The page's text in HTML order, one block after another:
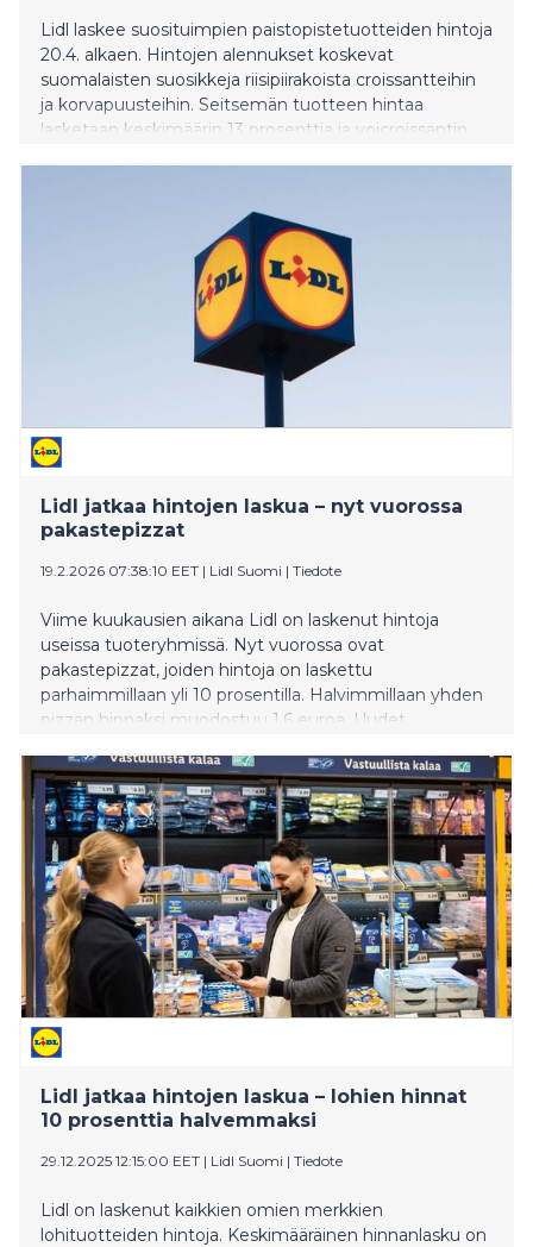
Lidl laskee suosituimpien paistopistetuotteiden hintoja
20.4. alkaen. Hintojen alennukset koskevat
suomalaisten suosikkeja riisipiirakoista croissantteihin
ja korvapuusteihin. Seitsemän tuotteen hintaa
lasketaan keskimäärin 13 prosenttia ja voicroissantin
Lidl jatkaa hintojen laskua – nyt vuorossa
pakastepizzat
19.2.2026 07:38:10 EET | Lidl Suomi | Tiedote
Viime kuukausien aikana Lidl on laskenut hintoja
useissa tuoteryhmissä. Nyt vuorossa ovat
pakastepizzat, joiden hintoja on laskettu
parhaimmillaan yli 10 prosentilla. Halvimmillaan yhden
pizzan hinnaksi muodostuu 1,6 euroa. Uudet,
myymälöissä kautta maan.
Lidl jatkaa hintojen laskua – lohien hinnat
10 prosenttia halvemmaksi
29.12.2025 12:15:00 EET | Lidl Suomi | Tiedote
Lidl on laskenut kaikkien omien merkkien
lohituotteiden hintoja. Keskimääräinen hinnanlasku on